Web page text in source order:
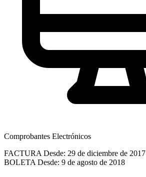
Comprobantes Electrónicos
FACTURA Desde: 29 de diciembre de 2017
BOLETA Desde: 9 de agosto de 2018